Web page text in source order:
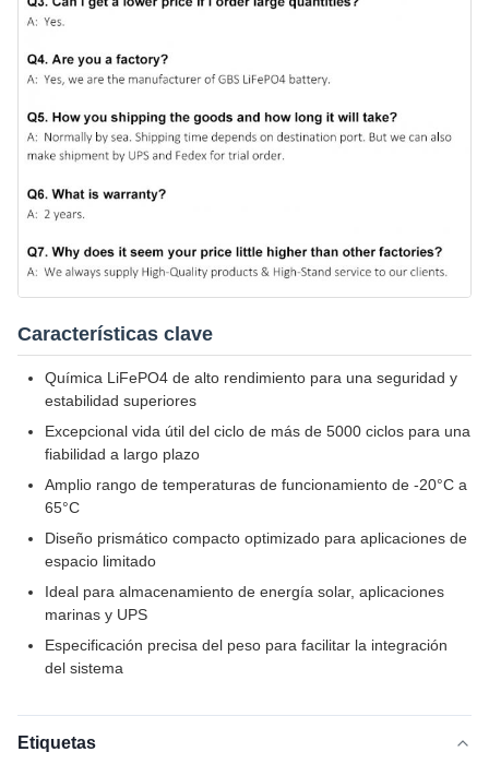
Características clave
Química LiFePO4 de alto rendimiento para una seguridad y
estabilidad superiores
Excepcional vida útil del ciclo de más de 5000 ciclos para una
fiabilidad a largo plazo
Amplio rango de temperaturas de funcionamiento de -20°C a
65°C
Diseño prismático compacto optimizado para aplicaciones de
espacio limitado
Ideal para almacenamiento de energía solar, aplicaciones
marinas y UPS
Especificación precisa del peso para facilitar la integración
del sistema
Etiquetas